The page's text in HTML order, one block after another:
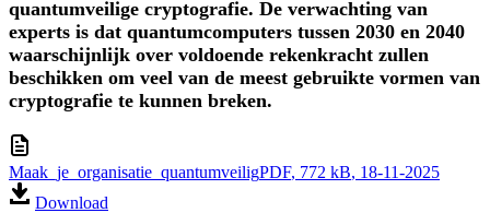
quantumveilige cryptografie. De verwachting van
experts is dat quantumcomputers tussen 2030 en 2040
waarschijnlijk over voldoende rekenkracht zullen
beschikken om veel van de meest gebruikte vormen van
cryptografie te kunnen breken.
Maak_je_organisatie_quantumveiligPDF, 772 kB, 18-11-2025
Download